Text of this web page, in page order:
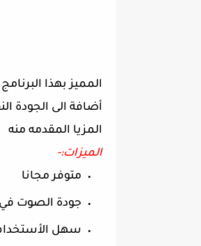
المميز بهذا
أضافة الى الجودة
المزيا المقدمه منه
الميزات:-
متوفر مجانا
جودة الصوت
سهل